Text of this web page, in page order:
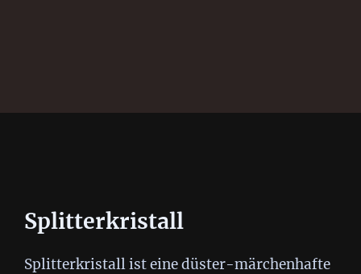
Splitterkristall
Splitterkristall ist eine düster-märchenhafte